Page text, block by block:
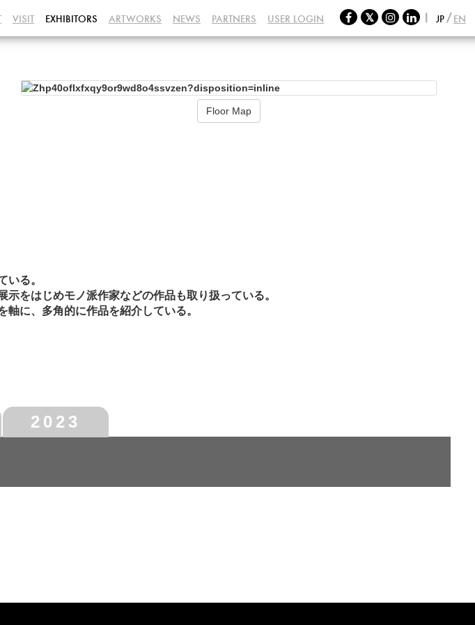
VISIT EXHIBITORS ARTWORKS NEWS PARTNERS USER LOGIN JP EN
Floor Map
いる。
をはじめモノ派作家などの作品も取り扱っている。
に、多角的に作品を紹介している。
2023